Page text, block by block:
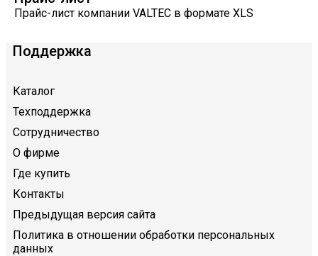
Прайс-лист компании VALTEC в формате XLS
Поддержка
Каталог
Техподдержка
Сотрудничество
О фирме
Где купить
Контакты
Предыдущая версия сайта
Политика в отношении обработки персональных
данных